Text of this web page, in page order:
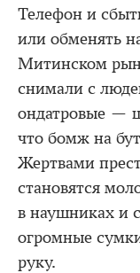
Телефон и
или обменять
Митинском
снимали с
ондатровые —
что бомж на
Жертвами
становятся
в наушниках и
огромные
руку.